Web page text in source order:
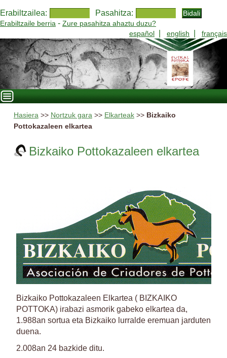
Erabiltzailea: Pasahitza:
Erabiltzaile berria - Zure pasahitza ahaztu duzu?
español
english français
Hasiera>> Nortzuk gara>> Elkarteak>> Bizkaiko
Pottokazaleen elkartea
Bizkaiko Pottokazaleen elkartea
Bizkaiko Pottokazaleen Elkartea ( BIZKAIKO
POTTOKA) irabazi asmorik gabeko elkartea da,
1.988an sortua eta Bizkaiko lurralde eremuan jarduten
duena.
2.008an 24 bazkide ditu.